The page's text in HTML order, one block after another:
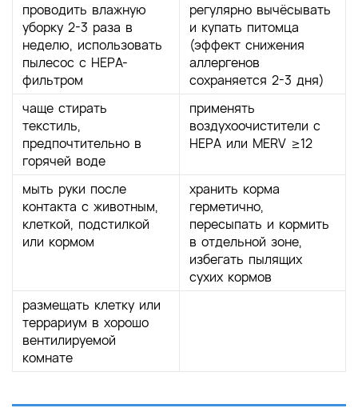
проводить влажную
уборку 2-3 раза в
неделю, использовать
пылесос с НЕРА-
фильтром
регулярно вычёсывать
и купать питомца
(эффект снижения
аллергенов
сохраняется 2-3 дня)
чаще стирать
текстиль,
предпочтительно в
горячей воде
применять
воздухоочистители с
НЕРА или MERV ≥12
мыть руки после
контакта с животным,
клеткой, подстилкой
или кормом
хранить корма
герметично,
пересыпать и кормить
в отдельной зоне,
избегать пылящих
сухих кормов
размещать клетку или
террариум в хорошо
вентилируемой
комнате